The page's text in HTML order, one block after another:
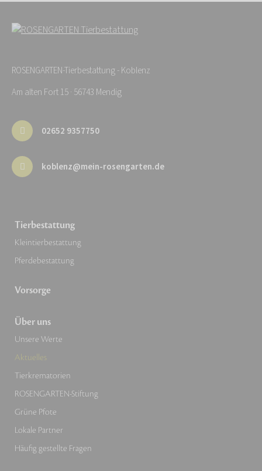
ROSENGARTEN-Tierbestattung - Koblenz
Am alten Fort 15 · 56743 Mendig
02652 9357750
koblenz@mein-rosengarten.de
Tierbestattung
Kleintierbestattung
Pferdebestattung
Vorsorge
Über uns
Unsere Werte
Aktuelles
Tierkrematorien
ROSENGARTEN-Stiftung
Grüne Pfote
Lokale Partner
Häufig gestellte Fragen